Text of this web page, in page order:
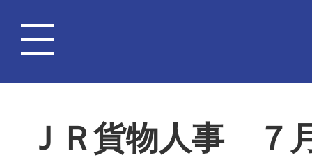
ＪＲ貨物人事 ７